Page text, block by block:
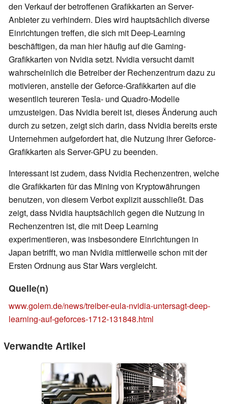
den Verkauf der betroffenen Grafikkarten an Server-
Anbieter zu verhindern. Dies wird hauptsächlich diverse
Einrichtungen treffen, die sich mit Deep-Learning
beschäftigen, da man hier häufig auf die Gaming-
Grafikkarten von Nvidia setzt. Nvidia versucht damit
wahrscheinlich die Betreiber der Rechenzentrum dazu zu
motivieren, anstelle der Geforce-Grafikkarten auf die
wesentlich teureren Tesla- und Quadro-Modelle
umzusteigen. Das Nvidia bereit ist, dieses Änderung auch
durch zu setzen, zeigt sich darin, dass Nvidia bereits erste
Unternehmen aufgefordert hat, die Nutzung ihrer Geforce-
Grafikkarten als Server-GPU zu beenden.
Interessant ist zudem, dass Nvidia Rechenzentren, welche
die Grafikkarten für das Mining von Kryptowährungen
benutzen, von diesem Verbot explizit ausschließt. Das
zeigt, dass Nvidia hauptsächlich gegen die Nutzung in
Rechenzentren ist, die mit Deep Learning
experimentieren, was insbesondere Einrichtungen in
Japan betrifft, wo man Nvidia mittlerweile schon mit der
Ersten Ordnung aus Star Wars vergleicht.
Quelle(n)
www.golem.de/news/treiber-eula-nvidia-untersagt-deep-
learning-auf-geforces-1712-131848.html
Verwandte Artikel